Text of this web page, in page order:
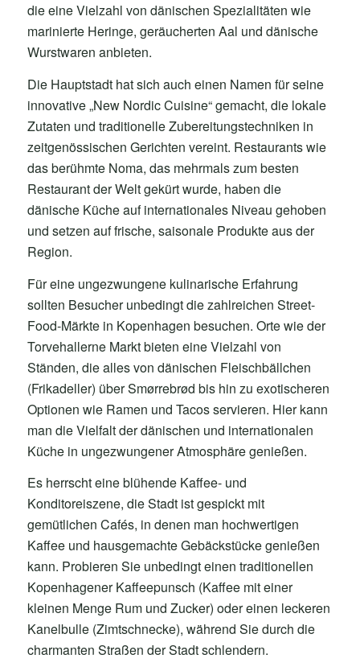
die eine Vielzahl von dänischen Spezialitäten wie
marinierte Heringe, geräucherten Aal und dänische
Wurstwaren anbieten.
Die Hauptstadt hat sich auch einen Namen für seine
innovative „New Nordic Cuisine“ gemacht, die lokale
Zutaten und traditionelle Zubereitungstechniken in
zeitgenössischen Gerichten vereint. Restaurants wie
das berühmte Noma, das mehrmals zum besten
Restaurant der Welt gekürt wurde, haben die
dänische Küche auf internationales Niveau gehoben
und setzen auf frische, saisonale Produkte aus der
Region.
Für eine ungezwungene kulinarische Erfahrung
sollten Besucher unbedingt die zahlreichen Street-
Food-Märkte in Kopenhagen besuchen. Orte wie der
Torvehallerne Markt bieten eine Vielzahl von
Ständen, die alles von dänischen Fleischbällchen
(Frikadeller) über Smørrebrød bis hin zu exotischeren
Optionen wie Ramen und Tacos servieren. Hier kann
man die Vielfalt der dänischen und internationalen
Küche in ungezwungener Atmosphäre genießen.
Es herrscht eine blühende Kaffee- und
Konditoreiszene, die Stadt ist gespickt mit
gemütlichen Cafés, in denen man hochwertigen
Kaffee und hausgemachte Gebäckstücke genießen
kann. Probieren Sie unbedingt einen traditionellen
Kopenhagener Kaffeepunsch (Kaffee mit einer
kleinen Menge Rum und Zucker) oder einen leckeren
Kanelbulle (Zimtschnecke), während Sie durch die
charmanten Straßen der Stadt schlendern.